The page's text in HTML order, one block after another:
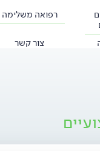
רפואה משלימה
צור קשר